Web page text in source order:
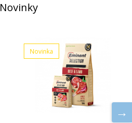
Novinky
Novinka